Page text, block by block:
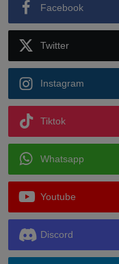
Facebook
Twitter
Instagram
Tiktok
Whatsapp
Youtube
Discord